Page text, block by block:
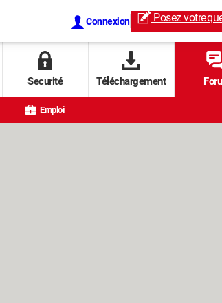
Connexion Posez votre
Securité Téléchargement
Emploi